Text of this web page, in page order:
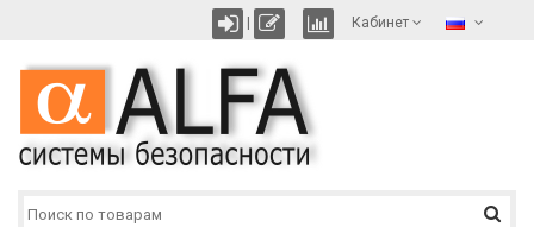
Кабинет